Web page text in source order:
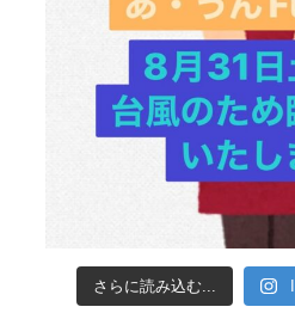
さらに読み込む...